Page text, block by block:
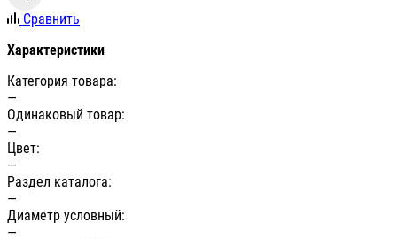
Сравнить
Характеристики
Категория товара:
—
Одинаковый товар:
—
Цвет:
—
Раздел каталога:
—
Диаметр условный:
—